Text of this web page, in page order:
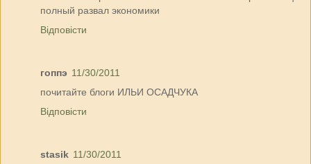
полный развал экономики
Відповісти
гоппэ 11/30/2011
почитайте блоги ИЛЬИ ОСАДЧУКА
Відповісти
stasik 11/30/2011